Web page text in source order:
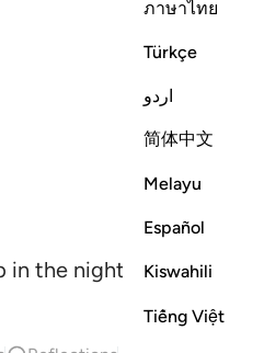
ภาษาไทย
Türkçe
اردو
简体中文
Melayu
Español
Kiswahili
Tiếng Việt
ﱤ
in the night is more